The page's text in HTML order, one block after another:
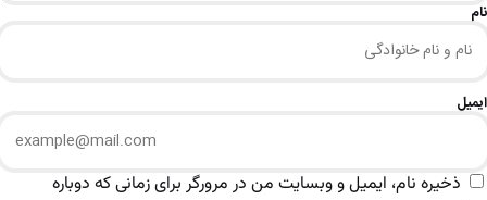
نام
ایمیل
ذخیره نام، ایمیل و وبسایت من در مرورگر برای زمانی که دوباره